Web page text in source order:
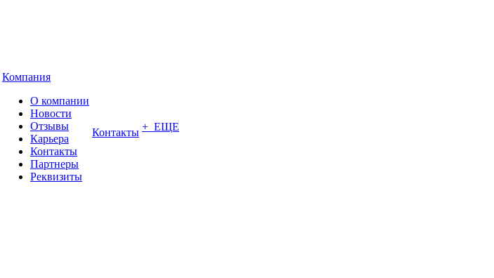
Компания
О компании
Новости
Отзывы
Карьера
Контакты
Партнеры
Реквизиты
Контакты + ЕЩЕ